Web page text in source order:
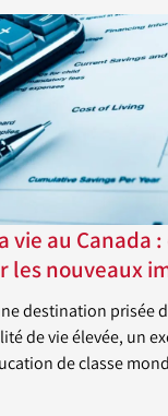
vie au Canada
les nouveaux
destination prisée
de vie élevée, un
de classe